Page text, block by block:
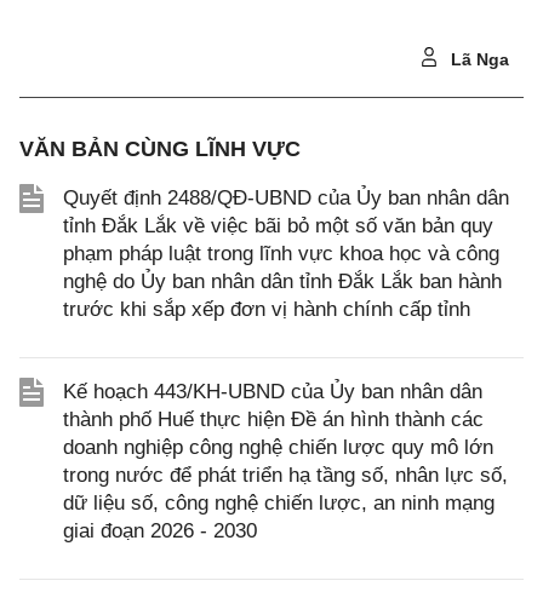
Lã Nga
VĂN BẢN CÙNG LĨNH VỰC
Quyết định 2488/QĐ-UBND của Ủy ban nhân dân
tỉnh Đắk Lắk về việc bãi bỏ một số văn bản quy
phạm pháp luật trong lĩnh vực khoa học và công
nghệ do Ủy ban nhân dân tỉnh Đắk Lắk ban hành
trước khi sắp xếp đơn vị hành chính cấp tỉnh
Kế hoạch 443/KH-UBND của Ủy ban nhân dân
thành phố Huế thực hiện Đề án hình thành các
doanh nghiệp công nghệ chiến lược quy mô lớn
trong nước để phát triển hạ tầng số, nhân lực số,
dữ liệu số, công nghệ chiến lược, an ninh mạng
giai đoạn 2026 - 2030